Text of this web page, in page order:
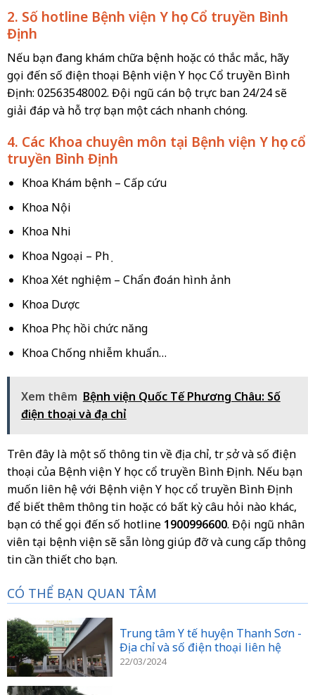
2. Số hotline Bệnh viện Y học Cổ truyền Bình
Định
Nếu bạn đang khám chữa bệnh hoặc có thắc mắc, hãy
gọi đến số điện thoại Bệnh viện Y học Cổ truyền Bình
Định: 02563548002. Đội ngũ cán bộ trực ban 24/24 sẽ
giải đáp và hỗ trợ bạn một cách nhanh chóng.
4. Các Khoa chuyên môn tại Bệnh viện Y học cổ
truyền Bình Định
Khoa Khám bệnh – Cấp cứu
Khoa Nội
Khoa Nhi
Khoa Ngoại – Phụ
Khoa Xét nghiệm – Chẩn đoán hình ảnh
Khoa Dược
Khoa Phục hồi chức năng
Khoa Chống nhiễm khuẩn…
Xem thêm Bệnh viện Quốc Tế Phương Châu: Số
điện thoại và địa chỉ
Trên đây là một số thông tin về địa chỉ, trụ sở và số điện
thoại của Bệnh viện Y học cổ truyền Bình Định. Nếu bạn
muốn liên hệ với Bệnh viện Y học cổ truyền Bình Định
để biết thêm thông tin hoặc có bất kỳ câu hỏi nào khác,
bạn có thể gọi đến số hotline1900996600. Đội ngũ nhân
viên tại bệnh viện sẽ sẵn lòng giúp đỡ và cung cấp thông
tin cần thiết cho bạn.
CÓ THỂ BẠN QUAN TÂM
Trung tâm Y tế huyện Thanh Sơn -
Địa chỉ và số điện thoại liên hệ
22/03/2024